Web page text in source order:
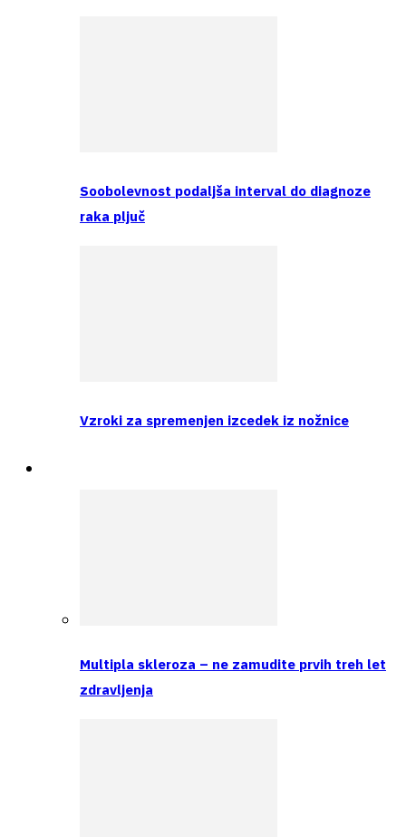
Soobolevnost podaljša interval do diagnoze
raka pljuč
Vzroki za spremenjen izcedek iz nožnice
Multipla skleroza – ne zamudite prvih treh let
zdravljenja